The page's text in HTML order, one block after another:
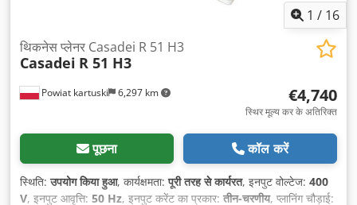
1 / 16
Powiat kartuski 6,297 km
थिकनेस प्लेनर Casadei R 51 H3
Casadei R 51 H3
€4,740
स्थिर मूल्य कर के अतिरिक्त
पूछना कॉल करें
स्थिति:उपयोग किया हुआ, कार्यक्षमता:पूरी तरह से कार्यरत, इनपुट वोल्टेज: 400
V, इनपुट आवृत्ति: 50 Hz, इनपुट करेंट का प्रकार: तीन-चरणीय, प्लानिंग चौड़ाई: